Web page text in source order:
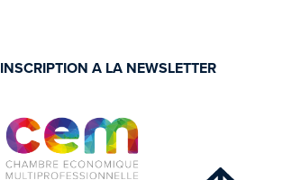
INSCRIPTION A LA NEWSLETTER